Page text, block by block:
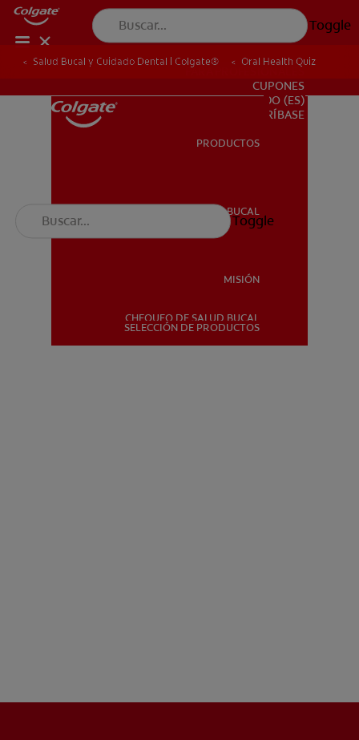
Toggle
SALUD BUCAL
PARA PROFESIONALES
CUPONES
DO (ES)
SUSCRÍBASE
PRODUCTOS
SALUD BUCAL
MISIÓN
CHEQUEO DE SALUD BUCAL
SELECCIÓN DE PRODUCTOS
Toggle
Salud Bucal y Cuidado Dental | Colgate® Oral Health Quiz